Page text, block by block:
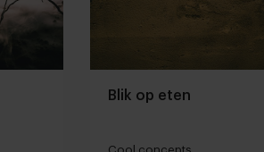
Blik op eten